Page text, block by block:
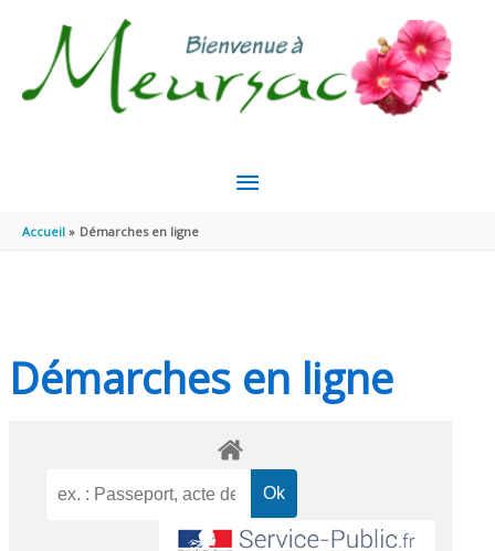
MENU
Accueil Démarches en ligne
Démarches en ligne